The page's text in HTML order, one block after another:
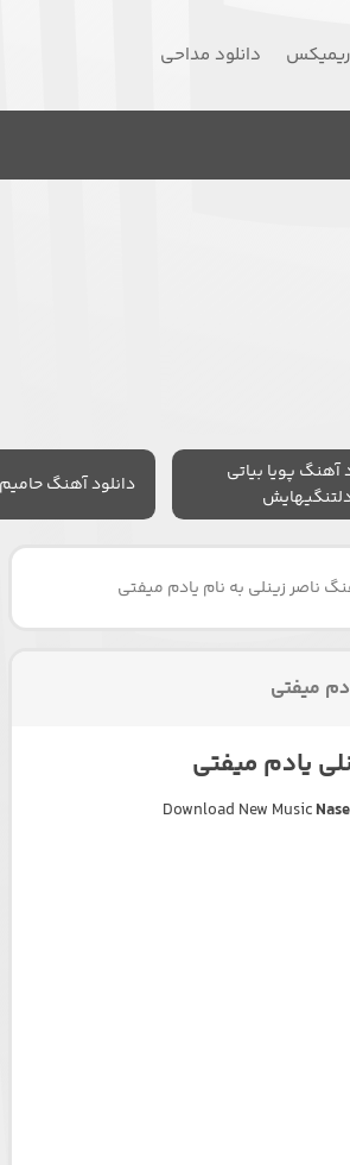
ریمیکس دانلود مداحی
آهنگ پویا بیاتی
دانلود آهنگ
ناصر زینلی به نام یادم میفتی
میفتی
یادم میفتی
Download New Music